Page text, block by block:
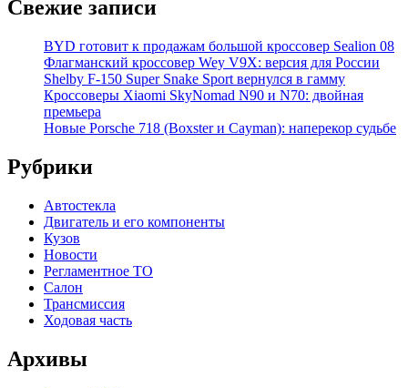
Свежие записи
BYD готовит к продажам большой кроссовер Sealion 08
Флагманский кроссовер Wey V9X: версия для России
Shelby F-150 Super Snake Sport вернулся в гамму
Кроссоверы Xiaomi SkyNomad N90 и N70: двойная
премьера
Новые Porsche 718 (Boxster и Cayman): наперекор судьбе
Рубрики
Автостекла
Двигатель и его компоненты
Кузов
Новости
Регламентное ТО
Салон
Трансмиссия
Ходовая часть
Архивы